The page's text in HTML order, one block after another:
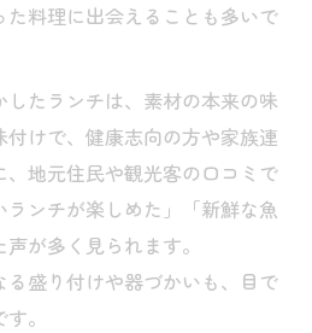
た料理に出会えることも多いで
したランチは、素材の本来の味
けで、健康志向の方や家族連
地元住民や観光客の口コミで
ランチが楽しめた」「新鮮な魚
が多く見られます。
る盛り付けや器づかいも、目で
。